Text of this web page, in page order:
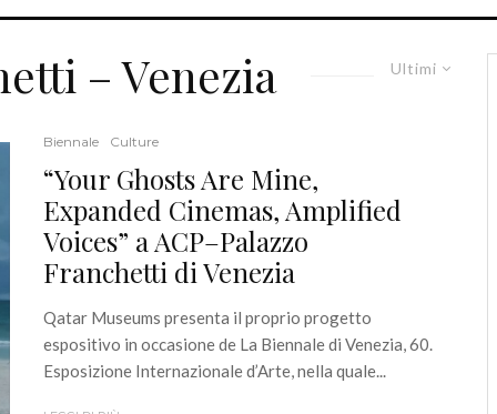
Ultimi
– Venezia
Biennale Culture
“Your Ghosts Are Mine,
Expanded Cinemas, Amplified
Voices” a ACP–Palazzo
Franchetti di Venezia
Qatar Museums presenta il proprio progetto
espositivo in occasione de La Biennale di Venezia, 60.
Esposizione Internazionale d’Arte, nella quale...